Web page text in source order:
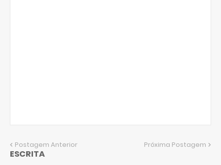
Postagem Anterior Próxima Postagem
ESCRITA